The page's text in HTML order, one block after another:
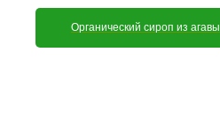
Органический сироп из агавы